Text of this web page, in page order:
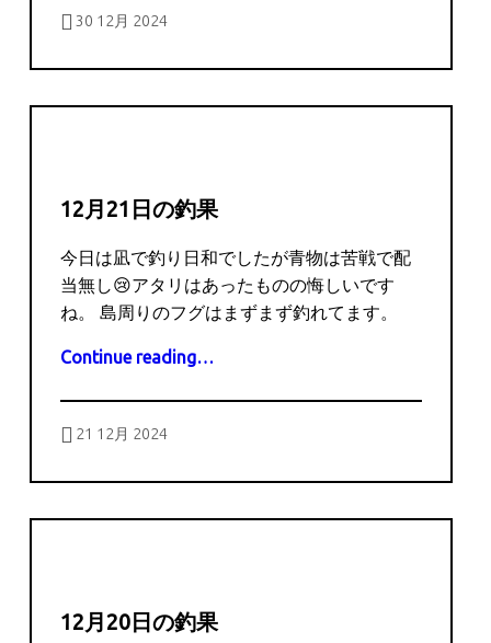
30 12月 2024
12月21日の釣果
今日は凪で釣り日和でしたが青物は苦戦で配
当無し😢アタリはあったものの悔しいです
ね。 島周りのフグはまずまず釣れてます。
Continue reading“12月21日の釣果”
…
21 12月 2024
12月20日の釣果